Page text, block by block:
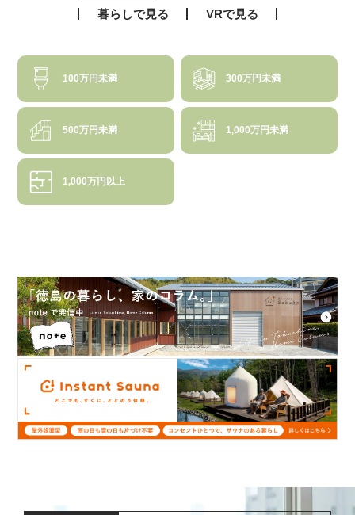
暮らしで見る VRで見る
100万円未満 300万円未満
500万円未満 1,000万円未満
1,000万円以上